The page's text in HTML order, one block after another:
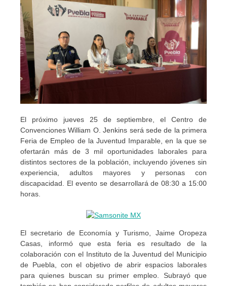
El próximo jueves 25 de septiembre, el Centro de
Convenciones William O. Jenkins será sede de la primera
Feria de Empleo de la Juventud Imparable, en la que se
ofertarán más de 3 mil oportunidades laborales para
distintos sectores de la población, incluyendo jóvenes sin
experiencia, adultos mayores y personas con
discapacidad. El evento se desarrollará de 08:30 a 15:00
horas.
El secretario de Economía y Turismo, Jaime Oropeza
Casas, informó que esta feria es resultado de la
colaboración con el Instituto de la Juventud del Municipio
de Puebla, con el objetivo de abrir espacios laborales
para quienes buscan su primer empleo. Subrayó que